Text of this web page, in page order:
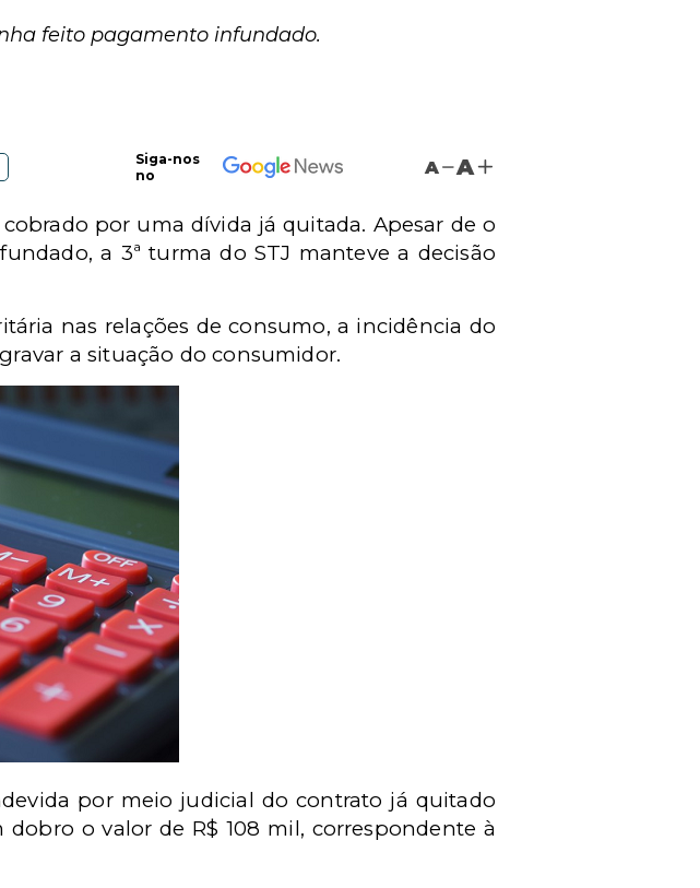
feito pagamento infundado.
Siga-nos
no
A A
por uma dívida já quitada. Apesar de o
a 3ª turma do STJ manteve a decisão
nas relações de consumo, a incidência do
a situação do consumidor.
por meio judicial do contrato já quitado
o valor de R$ 108 mil, correspondente à